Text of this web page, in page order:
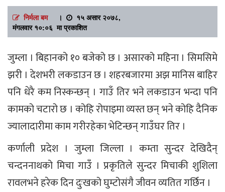
निर्मला बम।
१५ असार २०७८,
मंगलवार १०:०६ मा प्रकाशित
जुम्ला । बिहानको १० बजेको छ । असारको महिना । सिमसिमे
झरी । देशभरी लकडाउन छ । शहरबजारमा अझ मानिस बाहिर
पनि धेरै कम निस्कन्छन् । गाउँ तिर भने लकडाउन भन्दा पनि
कामको चटारो छ । कोहि रोपाइमा व्यस्त छन् भने कोहि दैनिक
ज्यालादारीमा काम गरीरहेका भेटिन्छन् गाउँघर तिर ।
कर्णाली प्रदेश । जुम्ला जिल्ला । कम्ता सुन्दर देखिदैन्
चन्दननाथको मिचा गाउँ । प्रकृतिले सुन्दर मिचाकी शुशिला
रावलभने हरेक दिन दुःखको घुम्टोसंगै जीवन व्यतित गर्छिन ।